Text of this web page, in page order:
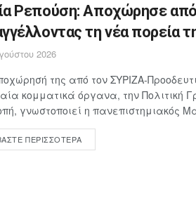
Ρεπούση: Αποχώρησε
τη νέα πορεία
2026
της από τον ΣΥΡΙΖΑ-
κομματικά όργανα, την Πολιτική
γνωστοποιεί η πανεπιστημιακός
ΠΕΡΙΣΣΌΤΕΡΑ